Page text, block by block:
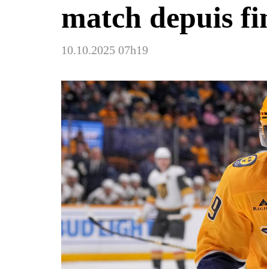
match depuis
10.10.2025 07h19